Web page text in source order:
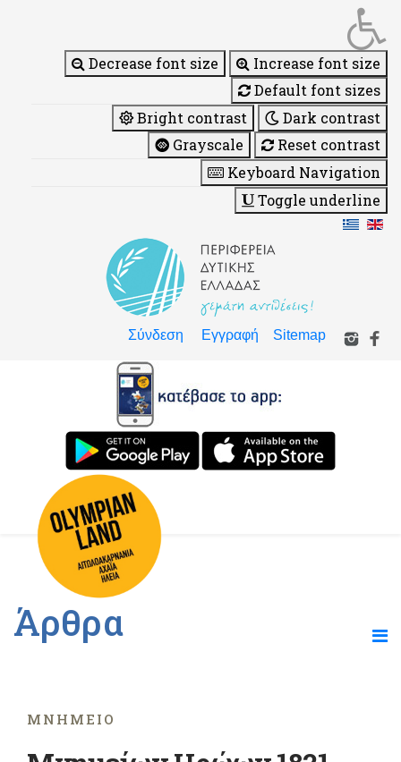
Decrease font size
Increase font size
Default font sizes
Bright contrast
Dark contrast
Grayscale
Reset contrast
Keyboard Navigation
Toggle underline
Σύνδεση Εγγραφή Sitemap
Άρθρα
ΜΝΗΜΕΊΟ